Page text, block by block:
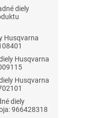
diely
Husqvarna
Husqvarna
Husqvarna
diely
966428318